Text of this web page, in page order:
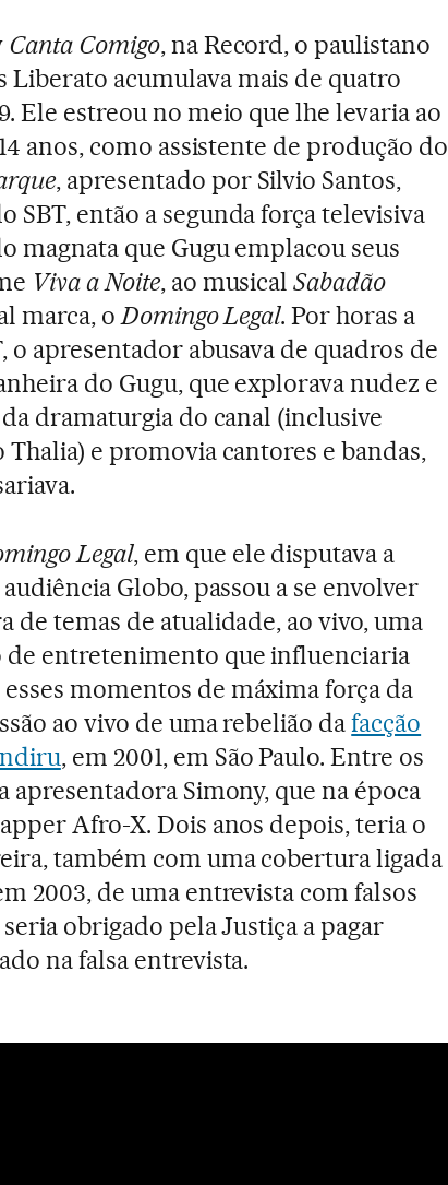
Canta Comigo, na Record, o paulistano
acumulava mais de quatro
Ele estreou no meio que lhe levaria ao
anos, como assistente de produção do
, apresentado por Silvio Santos,
então a segunda força televisiva
magnata que Gugu emplacou seus
Viva a Noite, ao musicalSabadão
marca, o Domingo Legal. Por horas a
o apresentador abusava de quadros de
do Gugu, que explorava nudez e
dramaturgia do canal (inclusive
e promovia cantores e bandas,
Legal, em que ele disputava a
Globo, passou a se envolver
temas de atualidade, ao vivo, uma
de entretenimento que influenciaria
momentos de máxima força da
ao vivo de uma rebelião dafacção
, em 2001, em São Paulo. Entre os
apresentadora Simony, que na época
Afro-X. Dois anos depois, teria o
também com uma cobertura ligada
2003, de uma entrevista com falsos
obrigado pela Justiça a pagar
na falsa entrevista.